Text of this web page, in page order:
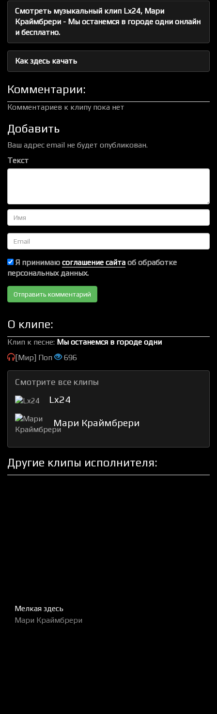
Смотреть музыкальный клип Lx24, Мари
Краймбрери - Мы останемся в городе одни онлайн
и бесплатно.
Как здесь качать
Комментарии:
Комментариев к клипу пока нет
Добавить
Ваш адрес email не будет опубликован.
Текст
Имя
Email
Я принимаю соглашение сайта об обработке
персональных данных.
О клипе:
Клип к песне: Мы останемся в городе одни
[Мир] Поп
696
Смотрите все клипы
Lx24
Мари Краймбрери
Другие клипы исполнителя:
Мелкая здесь
Мари Краймбрери